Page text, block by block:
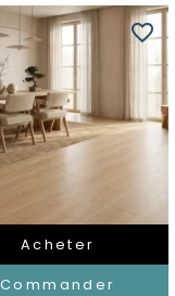
Acheter
Commander
favorite_border